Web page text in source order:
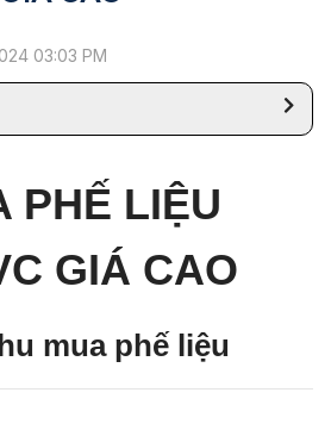
03:03 PM
PHẾ LIỆU
GIÁ CAO
mua phế liệu